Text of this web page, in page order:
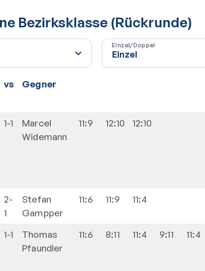
Bezirksklasse (Rückrunde)
Einzel/Doppel
vs Gegner
1-1
Marcel
Widemann
11:9 12:10 12:10
2-
1
Stefan
Gampper
11:6 11:9 11:4
1-1
Thomas
Pfaundler
11:6 8:11 11:4 9:11 11:4